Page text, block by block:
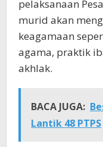
pelaksanaan
murid akan
keagamaan
agama, praktik
akhlak.
BACA JUGA:
Lantik 48 PTPS